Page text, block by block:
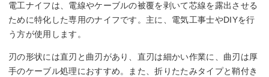
電工ナイフは、電線やケーブルの被覆を剥いて芯線を露出させる
ために特化した専用のナイフです。主に、電気工事士やDIYを行
う方が使用します。
刃の形状には直刃と曲刃があり、直刃は細かい作業に、曲刃は厚
手のケーブル処理におすすめ。また、折りたたみタイプと鞘付き